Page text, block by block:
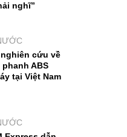
nghĩ”
cứu về
ABS
tại Việt Nam